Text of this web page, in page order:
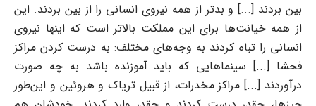
بین بردند [...] و بدتر از همه نیروی انسانی را از بین بردند. این
از همه خیانت‌ها برای این مملکت بالاتر است که اینها نیروی
انسانی را تباه کردند به وجه‌های مختلف: به درست کردن مراکز
فحشا [...] سینماهایی که باید آموزنده باشد به چه صورت
درآوردند [...] مراکز مخدرات، از قبیل تریاک و هروئین و این‌طور